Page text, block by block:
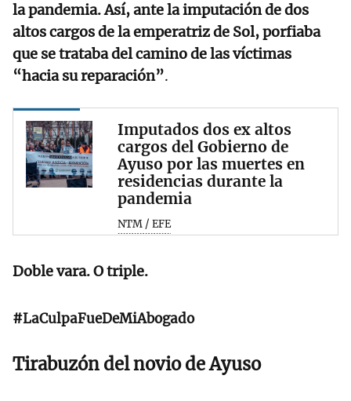
la pandemia. Así, ante la imputación de dos
altos cargos de la emperatriz de Sol, porfiaba
que se trataba del camino de las víctimas
“hacia su reparación”.
Imputados dos ex altos
cargos del Gobierno de
Ayuso por las muertes en
residencias durante la
pandemia
NTM / EFE
Doble vara. O triple.
#LaCulpaFueDeMiAbogado
Tirabuzón del novio de Ayuso